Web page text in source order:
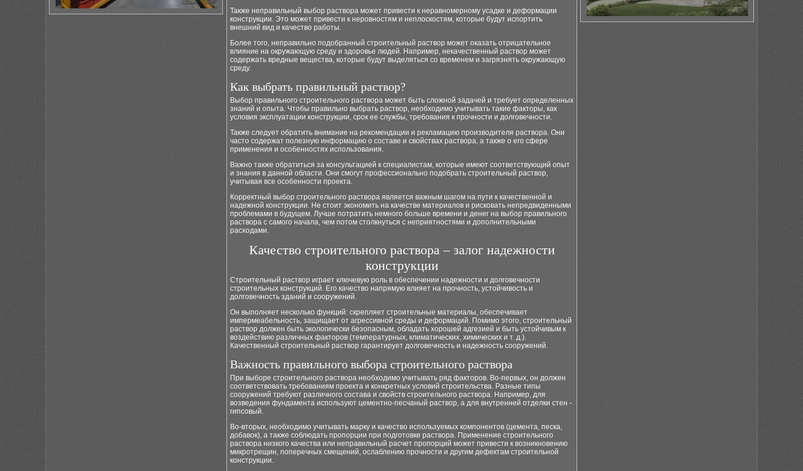
Также неправильный выбор раствора может привести к неравномерному усадке и деформации
конструкции. Это может привести к неровностям и неплоскостям, которые будут испортить
внешний вид и качество работы.
Более того, неправильно подобранный строительный раствор может оказать отрицательное
влияние на окружающую среду и здоровье людей. Например, некачественный раствор может
содержать вредные вещества, которые будут выделяться со временем и загрязнять окружающую
среду.
Как выбрать правильный раствор?
Выбор правильного строительного раствора может быть сложной задачей и требует определенных
знаний и опыта. Чтобы правильно выбрать раствор, необходимо учитывать такие факторы, как
условия эксплуатации конструкции, срок ее службы, требования к прочности и долговечности.
Также следует обратить внимание на рекомендации и рекламацию производителя раствора. Они
часто содержат полезную информацию о составе и свойствах раствора, а также о его сфере
применения и особенностях использования.
Важно также обратиться за консультацией к специалистам, которые имеют соответствующий опыт
и знания в данной области. Они смогут профессионально подобрать строительный раствор,
учитывая все особенности проекта.
Корректный выбор строительного раствора является важным шагом на пути к качественной и
надежной конструкции. Не стоит экономить на качестве материалов и рисковать непредвиденными
проблемами в будущем. Лучше потратить немного больше времени и денег на выбор правильного
раствора с самого начала, чем потом столкнуться с неприятностями и дополнительными
расходами.
Качество строительного раствора – залог надежности
конструкции
Строительный раствор играет ключевую роль в обеспечении надежности и долговечности
строительных конструкций. Его качество напрямую влияет на прочность, устойчивость и
долговечность зданий и сооружений.
Он выполняет несколько функций: скрепляет строительные материалы, обеспечивает
импермеабельность, защищает от агрессивной среды и деформаций. Помимо этого, строительный
раствор должен быть экологически безопасным, обладать хорошей адгезией и быть устойчивым к
воздействию различных факторов (температурных, климатических, химических и т. д.).
Качественный строительный раствор гарантирует долговечность и надежность сооружений.
Важность правильного выбора строительного раствора
При выборе строительного раствора необходимо учитывать ряд факторов. Во-первых, он должен
соответствовать требованиям проекта и конкретных условий строительства. Разные типы
сооружений требуют различного состава и свойств строительного раствора. Например, для
возведения фундамента используют цементно-песчаный раствор, а для внутренней отделки стен -
гипсовый.
Во-вторых, необходимо учитывать марку и качество используемых компонентов (цемента, песка,
добавок), а также соблюдать пропорции при подготовке раствора. Применение строительного
раствора низкого качества или неправильный расчет пропорций может привести к возникновению
микротрещин, поперечных смещений, ослаблению прочности и другим дефектам строительной
конструкции.